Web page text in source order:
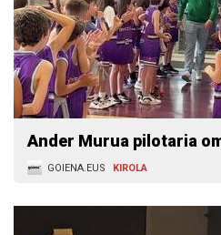
Ander Murua pilotaria
GOIENA.EUS KIROLA